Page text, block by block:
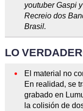
youtuber Gaspi
Recreio dos
Brasil.
LO
El material no
En realidad, se
grabado en
la colisión de